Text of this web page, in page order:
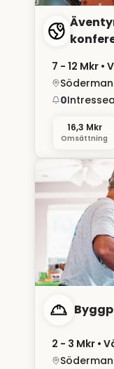
7 - 12 Mkr •
0
16,3 Mkr
Omsättning
2 - 3 Mkr •